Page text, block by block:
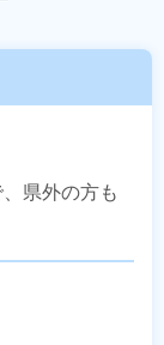
県外の方も